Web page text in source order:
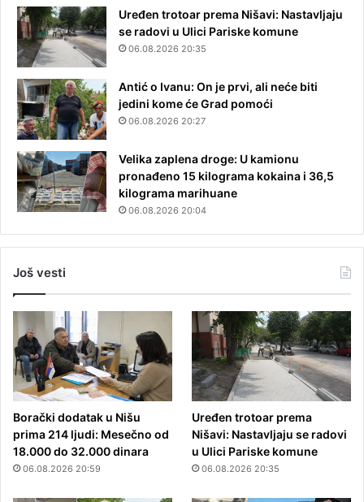
Uređen trotoar prema Nišavi: Nastavljaju
se radovi u Ulici Pariske komune
06.08.2026 20:35
Antić o Ivanu: On je prvi, ali neće biti
jedini kome će Grad pomoći
06.08.2026 20:27
Velika zaplena droge: U kamionu
pronađeno 15 kilograma kokaina i 36,5
kilograma marihuane
06.08.2026 20:04
Još vesti
Borački dodatak u Nišu
prima 214 ljudi: Mesečno od
18.000 do 32.000 dinara
06.08.2026 20:59
Uređen trotoar prema
Nišavi: Nastavljaju se radovi
u Ulici Pariske komune
06.08.2026 20:35